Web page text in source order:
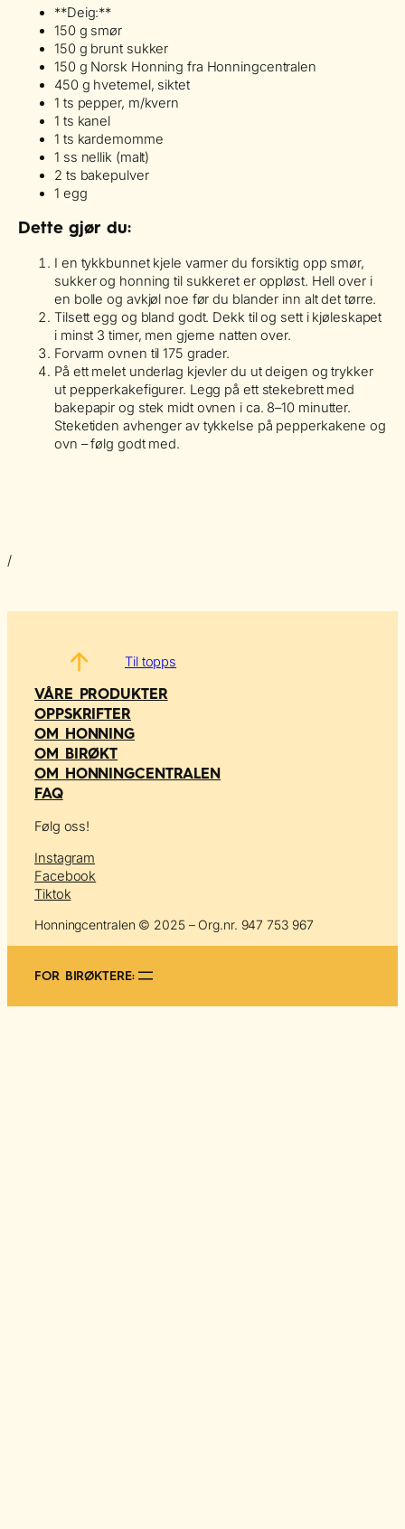
**Deig:**
150 g smør
150 g brunt sukker
150 g Norsk Honning fra Honningcentralen
450 g hvetemel, siktet
1 ts pepper, m/kvern
1 ts kanel
1 ts kardemomme
1 ss nellik (malt)
2 ts bakepulver
1 egg
Dette gjør du:
I en tykkbunnet kjele varmer du forsiktig opp smør,
sukker og honning til sukkeret er oppløst. Hell over i
en bolle og avkjøl noe før du blander inn alt det tørre.
Tilsett egg og bland godt. Dekk til og sett i kjøleskapet
i minst 3 timer, men gjerne natten over.
Forvarm ovnen til 175 grader.
På ett melet underlag kjevler du ut deigen og trykker
ut pepperkakefigurer. Legg på ett stekebrett med
bakepapir og stek midt ovnen i ca. 8–10 minutter.
Steketiden avhenger av tykkelse på pepperkakene og
ovn – følg godt med.
/
Til topps
VÅRE PRODUKTER
OPPSKRIFTER
OM HONNING
OM BIRØKT
OM HONNINGCENTRALEN
FAQ
Følg oss!
Instagram
Facebook
Tiktok
Honningcentralen © 2025 – Org.nr. 947 753 967
FOR BIRØKTERE: